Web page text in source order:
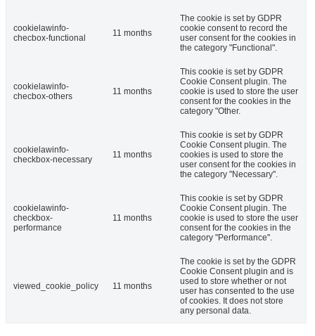
cookielawinfo-
checbox-functional
11 months
The cookie is set by GDPR
cookie consent to record the
user consent for the cookies in
the category "Functional".
cookielawinfo-
checbox-others
11 months
This cookie is set by GDPR
Cookie Consent plugin. The
cookie is used to store the user
consent for the cookies in the
category "Other.
cookielawinfo-
checkbox-necessary
11 months
This cookie is set by GDPR
Cookie Consent plugin. The
cookies is used to store the
user consent for the cookies in
the category "Necessary".
cookielawinfo-
checkbox-
performance
11 months
This cookie is set by GDPR
Cookie Consent plugin. The
cookie is used to store the user
consent for the cookies in the
category "Performance".
viewed_cookie_policy 11 months
The cookie is set by the GDPR
Cookie Consent plugin and is
used to store whether or not
user has consented to the use
of cookies. It does not store
any personal data.